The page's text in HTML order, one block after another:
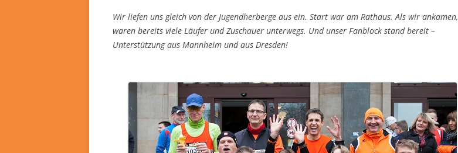
Wir liefen uns gleich von der Jugendherberge aus ein. Start war am Rathaus. Als wir ankamen,
waren bereits viele Läufer und Zuschauer unterwegs. Und unser Fanblock stand bereit –
Unterstützung aus Mannheim und aus Dresden!